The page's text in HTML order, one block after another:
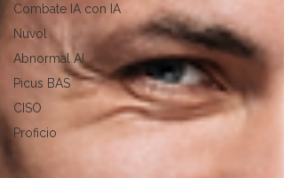
Combate IA con IA
Nuvol
Abnormal AI
Picus BAS
CISO
Proficio